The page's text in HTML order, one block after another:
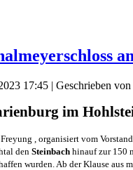
17:45 | Geschrieben
im
, organisiert vom
den Steinbach hinauf zur 150
wurden. Ab der Klause aus